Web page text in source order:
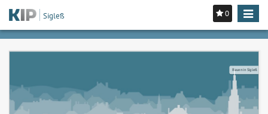
0
Toggle
Sigleß
Bauen in Sigleß